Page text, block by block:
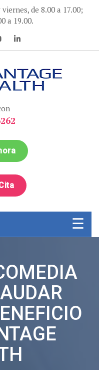
de 8.00 a 17.00;
a 19.00.